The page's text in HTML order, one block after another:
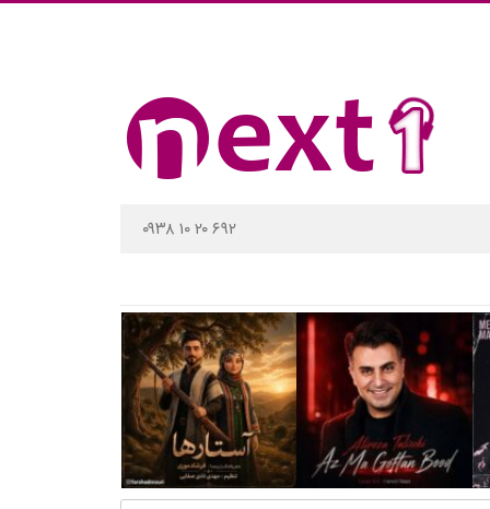
۰۹۳۸ ۱۰ ۲۰ ۶۹۲